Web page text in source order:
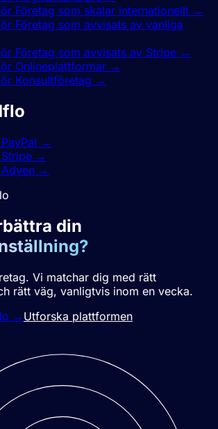
Företag som skalar internationellt →
Företag som avvisats av vanliga
Företag som avvisats av Stripe →
Onlineplattformar →
Konsultföretag →
→
→
→
din
Vi matchar dig med rätt
rätt väg, vanligtvis inom en vecka.
→ Utforska plattformen